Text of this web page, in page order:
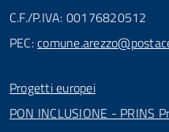
C.F./P.IVA: 00176820512
PEC:
Progetti europei
PON INCLUSIONE - PRINS